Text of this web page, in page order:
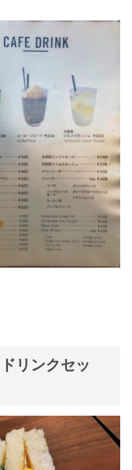
リンクセッ